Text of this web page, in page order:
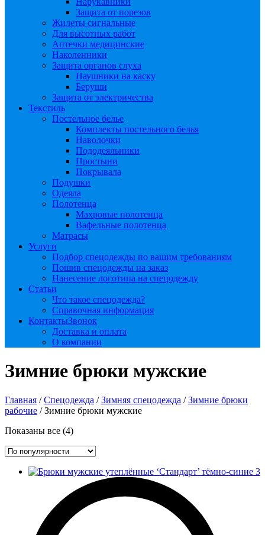
Защита от порезов
Жилеты сигнальные
Для высотных работ
Аптечки медицинские
Наколенники
Защита органов слуха
Наушники на каску
Беруши
Защита от электричества
Текстиль
Постельное белье
Комплекты постельного белья
Наволочки
Пододеяльники
Простыни
Покрывала
Подушки
Одеяла
Полотенца
Махровые полотенца
Вафельные полотенца
Матрасы
Услуги
Подбор спецодежды по вашим требованиям
Пошив спецодежды на заказ
Нанесение логотипа на спецодежду
Статьи
Что такое спецодежда?
Справочная информация
КонтактыЗвонок
Доставка и оплата
О компании
Зимние брюки мужские
Главная /Спецодежда /Зимняя спецодежда /Зимние брюки
рабочие / Зимние брюки мужские
Показаны все (4)Сортировка:
популярности